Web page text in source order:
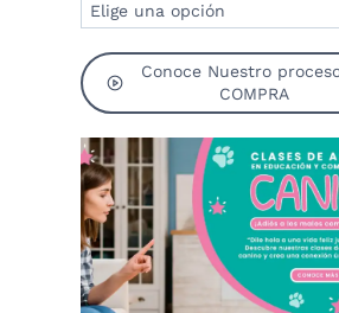
Conoce Nuestro
COMPRA